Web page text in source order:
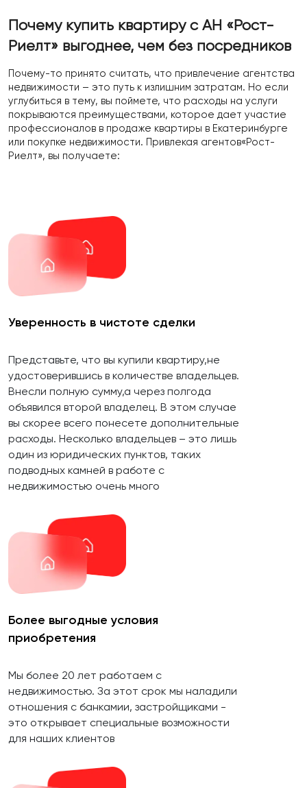
Почему купить квартиру с АН «Рост-
Риелт» выгоднее, чем без посредников
Почему-то принято считать, что привлечение агентства
недвижимости – это путь к излишним затратам. Но если
углубиться в тему, вы поймете, что расходы на услуги
покрываются преимуществами, которое дает участие
профессионалов в продаже квартиры в Екатеринбурге
или покупке недвижимости. Привлекая агентов«Рост-
Риелт», вы получаете:
Уверенность в чистоте сделки
Представьте, что вы купили квартиру,не
удостоверившись в количестве владельцев.
Внесли полную сумму,а через полгода
объявился второй владелец. В этом случае
вы скорее всего понесете дополнительные
расходы. Несколько владельцев – это лишь
один из юридических пунктов, таких
подводных камней в работе с
недвижимостью очень много
Более выгодные условия
приобретения
Мы более 20 лет работаем с
недвижимостью. За этот срок мы наладили
отношения с банкамии, застройщиками -
это открывает специальные возможности
для наших клиентов